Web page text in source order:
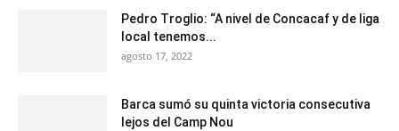
Pedro Troglio: “A nivel de Concacaf y de liga
local tenemos...
agosto 17, 2022
Barca sumó su quinta victoria consecutiva
lejos del Camp Nou